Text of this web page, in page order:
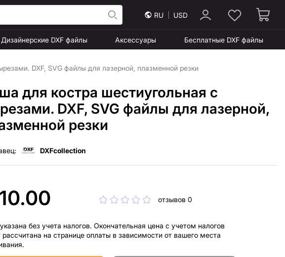
RU USD
Дизайнерские DXF файлы Аксессуары Бесплатные DXF файлы
DXF, SVG файлы для лазерной, плазменной резки
для костра шестиугольная с
DXF, SVG файлы для лазерной,
резки
DXFcollection
отзывов 0
без учета налогов. Окончательная цена с учетом налогов
рассчитана на странице оплаты в зависимости от вашего места